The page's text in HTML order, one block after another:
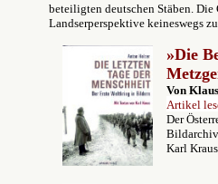
beteiligten deutschen Stäben. Die
Landserperspektive keineswegs
»Die
Von
Artikel
Der
Karl